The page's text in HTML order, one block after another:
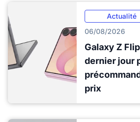
Actualité
06/08/2026
Galaxy Z
dernier jour
prix